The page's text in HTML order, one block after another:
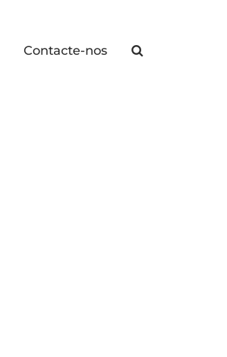
Contacte-nos